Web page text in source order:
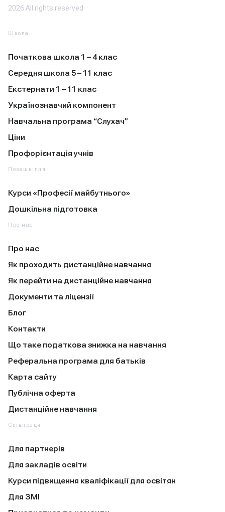
2026 All rights reserved
Школа
Початкова школа 1 – 4 клас
Середня школа 5 – 11 клас
Екстернати 1 – 11 клас
Українознавчий компонент
Навчальна програма “Слухач”
Ціни
Профорієнтація учнів
Позашкілля
Курси «Професії майбутнього»
Дошкільна підготовка
Про нас
Про нас
Як проходить дистанційне навчання
Як перейти на дистанційне навчання
Документи та ліцензії
Блог
Контакти
Що таке податкова знижка на навчання
Реферальна програма для батьків
Карта сайту
Публічна оферта
Дистанційне навчання
Співпраця
Для партнерів
Для закладів освіти
Курси підвищення кваліфікації для освітян
Для ЗМІ